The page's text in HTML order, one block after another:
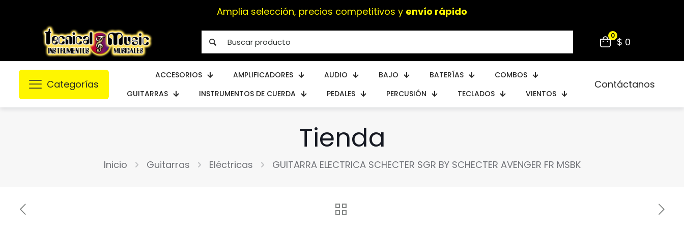
Instrumentos musicales dealta calidad
0 $ 0
Categorías
ACCESORIOS AMPLIFICADORES AUDIO BAJO BATERÍAS
COMBOS
GUITARRAS
INSTRUMENTOS DE CUERDA PEDALES PERCUSIÓN TECLADOS VIENTOS
Contáctanos
Tienda
Inicio Guitarras Eléctricas GUITARRA ELECTRICA SCHECTER SGR BY SCHECTER AVENGER FR MSBK